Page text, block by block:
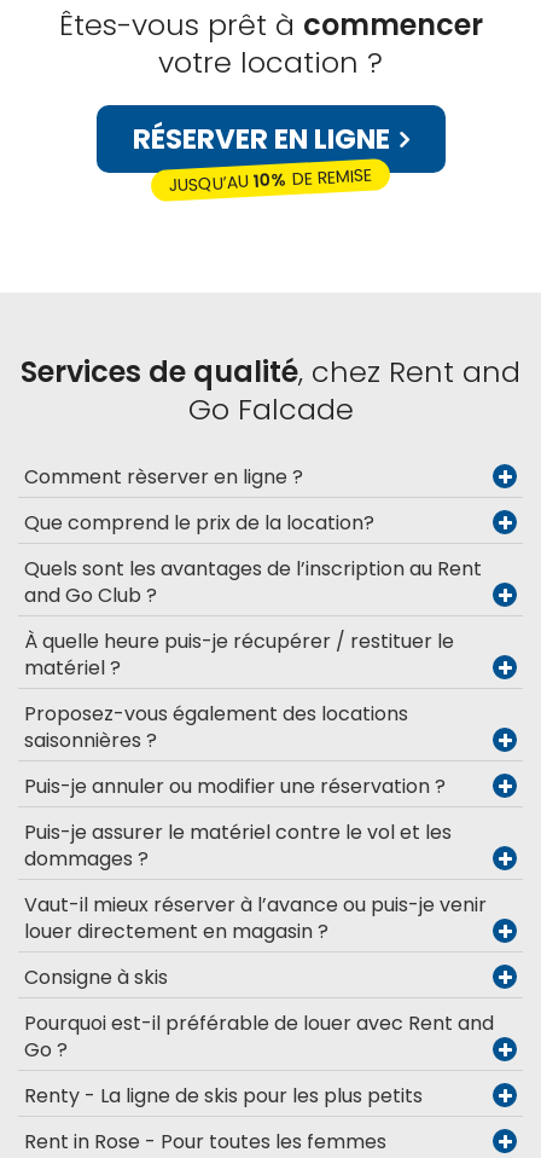
Êtes-vous prêt à commencer
votre location ?
RÉSERVER EN LIGNE
JUSQU’AU10% DE REMISE
Services de qualité, chez Rent and
Go Falcade
Comment rèserver en ligne ?
Que comprend le prix de la location?
Quels sont les avantages de l’inscription au Rent
and Go Club ?
À quelle heure puis-je récupérer / restituer le
matériel ?
Proposez-vous également des locations
saisonnières ?
Puis-je annuler ou modifier une réservation ?
Puis-je assurer le matériel contre le vol et les
dommages ?
Vaut-il mieux réserver à l’avance ou puis-je venir
louer directement en magasin ?
Consigne à skis
Pourquoi est-il préférable de louer avec Rent and
Go ?
Renty - La ligne de skis pour les plus petits
Rent in Rose - Pour toutes les femmes